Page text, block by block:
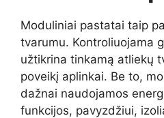
Moduliniai pastatai taip
tvarumu. Kontroliuojama
užtikrina tinkamą atliekų
poveikį aplinkai. Be to,
dažnai naudojamos
funkcijos, pavyzdžiui,